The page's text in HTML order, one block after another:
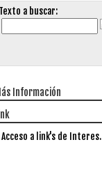
Texto a buscar:
Información
a link's de Interes.